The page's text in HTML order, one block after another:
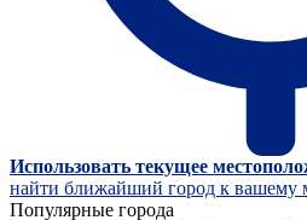
Использовать текущее
найти ближайший город к вашему
Популярные города